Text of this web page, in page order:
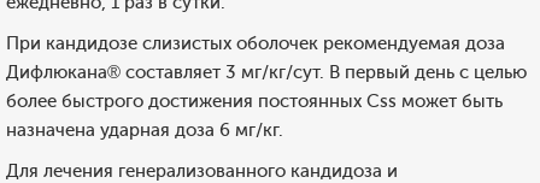
При кандидозе слизистых оболочек рекомендуемая доза
Дифлюкана® составляет 3 мг/кг/сут. В первый день с целью
более быстрого достижения постоянных Css может быть
назначена ударная доза 6 мг/кг.
Для лечения генерализованного кандидоза и